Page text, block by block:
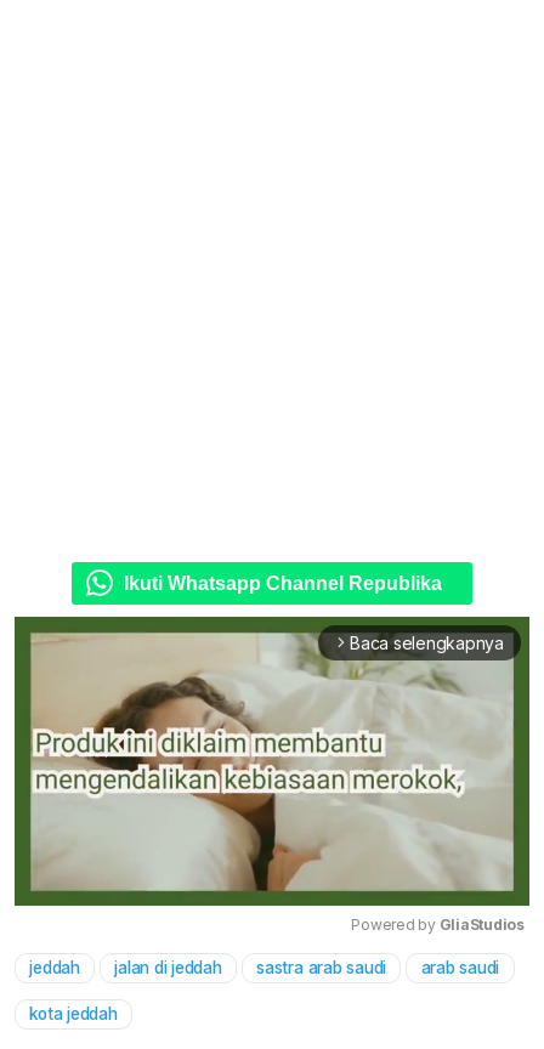
Ikuti Whatsapp Channel Republika
arrow_forward_ios Baca selengkapnya
Mute
Powered by GliaStudios
jeddah jalan di jeddah sastra arab saudi arab saudi
kota jeddah